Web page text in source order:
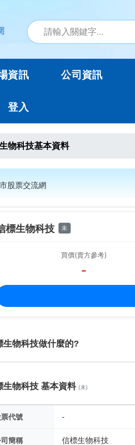
資訊 公司資訊
登入
物科技基本資料
股票交流網
標生物科技 未
買價(賣方參考)
-
生物科技做什麼的?
生物科技 基本資料(未)
代號 -
簡稱 信標生物科技